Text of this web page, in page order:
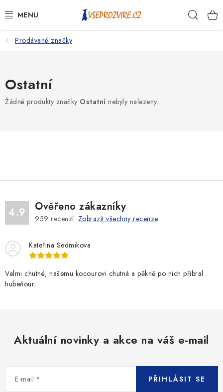
na
PSI
SLEVY
ZNAČKY
Ceník dopravy Kontakty
Obchodní podmínky
Prodávané značky
Ostatní
Žádné produkty značky Ostatní nebyly nalezeny...
4.9 Ověřeno zákazníky
959 recenzí. Zobrazit všechny recenze
Kateřina Sedmikova
Velmi chutné, našemu kocourovi chutná a pěkně po nich přibral
hubeňour.
Aktuální novinky a akce na váš e-mail
E-mail PŘIHLÁSIT SE